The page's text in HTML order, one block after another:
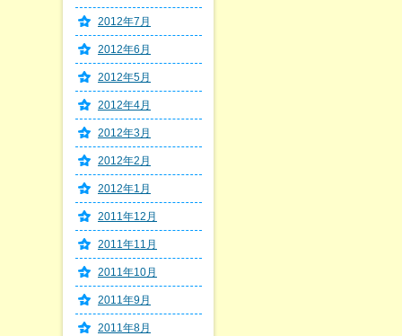
2012年7月
2012年6月
2012年5月
2012年4月
2012年3月
2012年2月
2012年1月
2011年12月
2011年11月
2011年10月
2011年9月
2011年8月